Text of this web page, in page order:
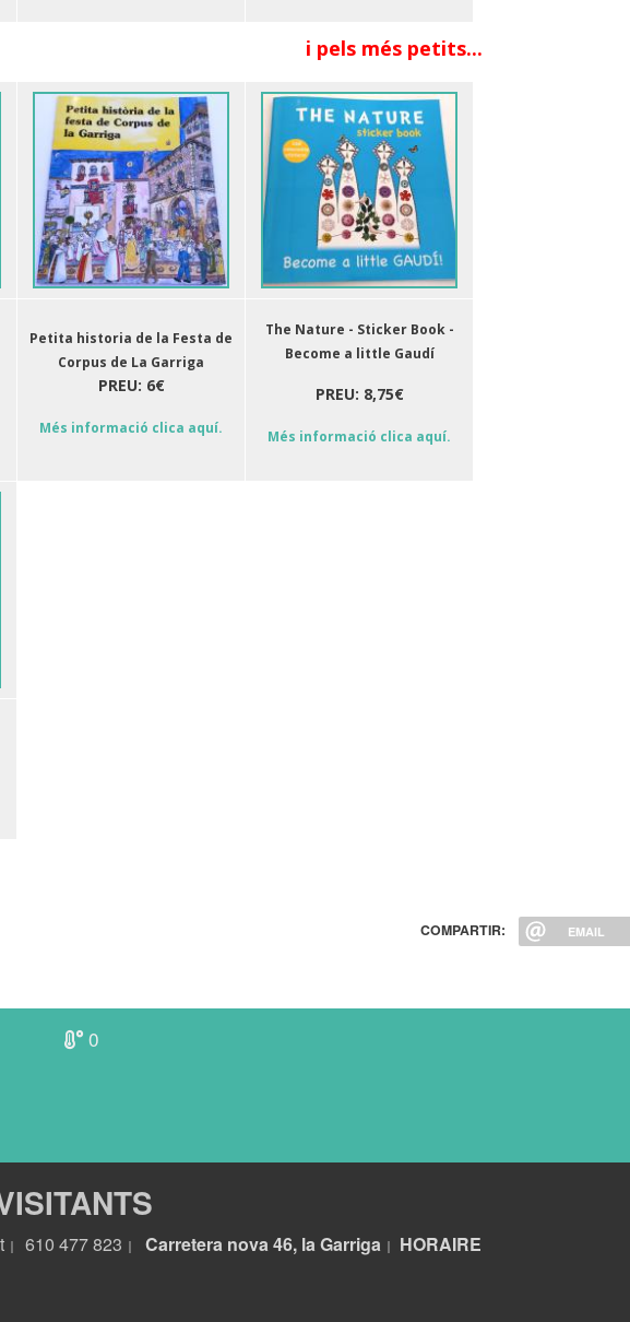
i pels més petits...
Petita historia de la Festa de
Corpus de La Garriga
PREU: 6€
Més informació clica aquí.
The Nature - Sticker Book -
Become a little Gaudí
PREU: 8,75€
Més informació clica aquí.
COMPARTIR: EMAIL
0
610 477 823 Carretera nova 46, la Garriga HORAIRE